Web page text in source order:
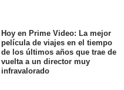
Hoy en Prime Video: La mejor
película de viajes en el tiempo
de los últimos años que trae de
vuelta a un director muy
infravalorado